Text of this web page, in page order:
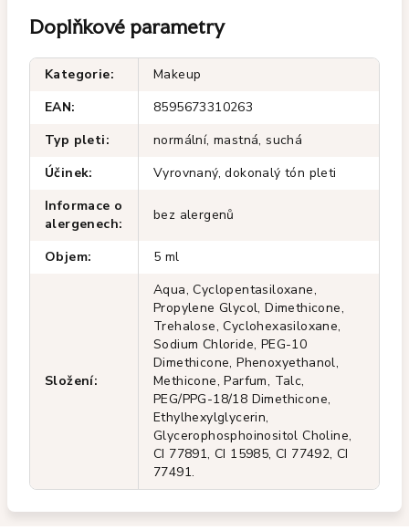
Doplňkové parametry
Kategorie:
Makeup
EAN:
8595673310263
Typ pleti:
normální, mastná, suchá
Účinek:
Vyrovnaný, dokonalý tón pleti
Informace o
alergenech:
bez alergenů
Objem: 5 ml
Složení:
Aqua, Cyclopentasiloxane,
Propylene Glycol, Dimethicone,
Trehalose, Cyclohexasiloxane,
Sodium Chloride, PEG-10
Dimethicone, Phenoxyethanol,
Methicone, Parfum, Talc,
PEG/PPG-18/18 Dimethicone,
Ethylhexylglycerin,
Glycerophosphoinositol Choline,
CI 77891, CI 15985, CI 77492, CI
77491.